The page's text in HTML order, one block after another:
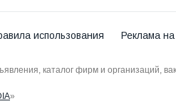
использования Реклама
каталог фирм и организаций,
»